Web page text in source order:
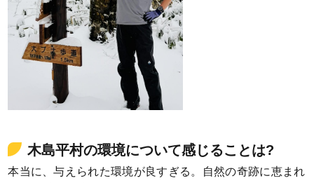
木島平村の環境について感じることは?
本当に、与えられた環境が良すぎる。自然の奇跡に恵まれ